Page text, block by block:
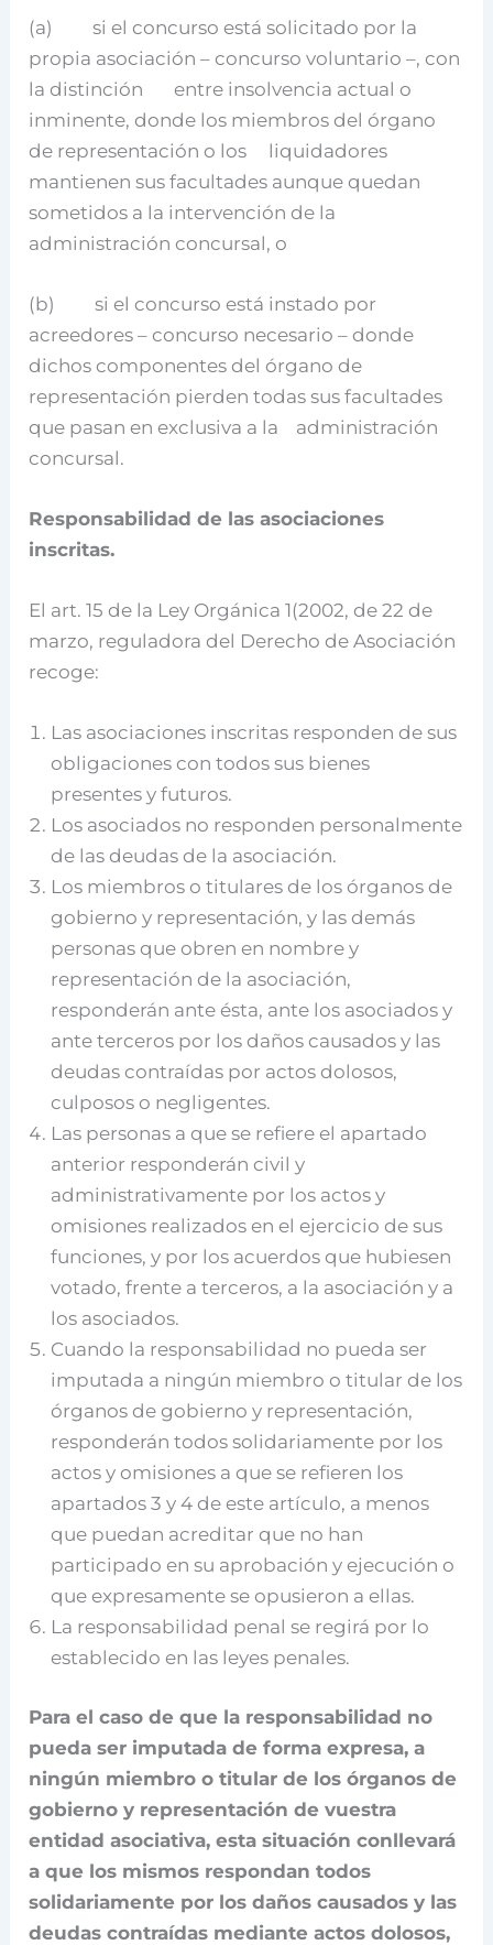
(a) si el concurso está solicitado por la
propia asociación – concurso voluntario –, con
la distinción entre insolvencia actual o
inminente, donde los miembros del órgano
de representación o los liquidadores
mantienen sus facultades aunque quedan
sometidos a la intervención de la
administración concursal, o
(b) si el concurso está instado por
acreedores – concurso necesario – donde
dichos componentes del órgano de
representación pierden todas sus facultades
que pasan en exclusiva a la administración
concursal.
Responsabilidad de las asociaciones
inscritas.
El art. 15 de la Ley Orgánica 1(2002, de 22 de
marzo, reguladora del Derecho de Asociación
recoge:
Las asociaciones inscritas responden de sus
obligaciones con todos sus bienes
presentes y futuros.
Los asociados no responden personalmente
de las deudas de la asociación.
Los miembros o titulares de los órganos de
gobierno y representación, y las demás
personas que obren en nombre y
representación de la asociación,
responderán ante ésta, ante los asociados y
ante terceros por los daños causados y las
deudas contraídas por actos dolosos,
culposos o negligentes.
Las personas a que se refiere el apartado
anterior responderán civil y
administrativamente por los actos y
omisiones realizados en el ejercicio de sus
funciones, y por los acuerdos que hubiesen
votado, frente a terceros, a la asociación y a
los asociados.
Cuando la responsabilidad no pueda ser
imputada a ningún miembro o titular de los
órganos de gobierno y representación,
responderán todos solidariamente por los
actos y omisiones a que se refieren los
apartados 3 y 4 de este artículo, a menos
que puedan acreditar que no han
participado en su aprobación y ejecución o
que expresamente se opusieron a ellas.
La responsabilidad penal se regirá por lo
establecido en las leyes penales.
Para el caso de que la responsabilidad no
pueda ser imputada de forma expresa, a
ningún miembro o titular de los órganos de
gobierno y representación de vuestra
entidad asociativa, esta situación conllevará
a que los mismos respondan todos
solidariamente por los daños causados y las
deudas contraídas mediante actos dolosos,